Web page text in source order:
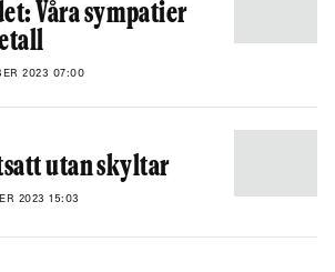
Våra sympatier
2023 07:00
utan skyltar
2023 15:03